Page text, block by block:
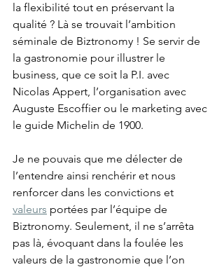
la flexibilité tout en préservant la
qualité ? Là se trouvait l’ambition
séminale de Biztronomy ! Se servir de
la gastronomie pour illustrer le
business, que ce soit la P.I. avec
Nicolas Appert, l’organisation avec
Auguste Escoffier ou le marketing avec
le guide Michelin de 1900.
Je ne pouvais que me délecter de
l’entendre ainsi renchérir et nous
renforcer dans les convictions et
valeurs portées par l’équipe de
Biztronomy. Seulement, il ne s’arrêta
pas là, évoquant dans la foulée les
valeurs de la gastronomie que l’on